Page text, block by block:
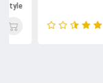
SECRET